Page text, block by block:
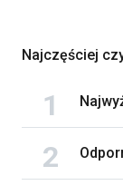
Najczęściej